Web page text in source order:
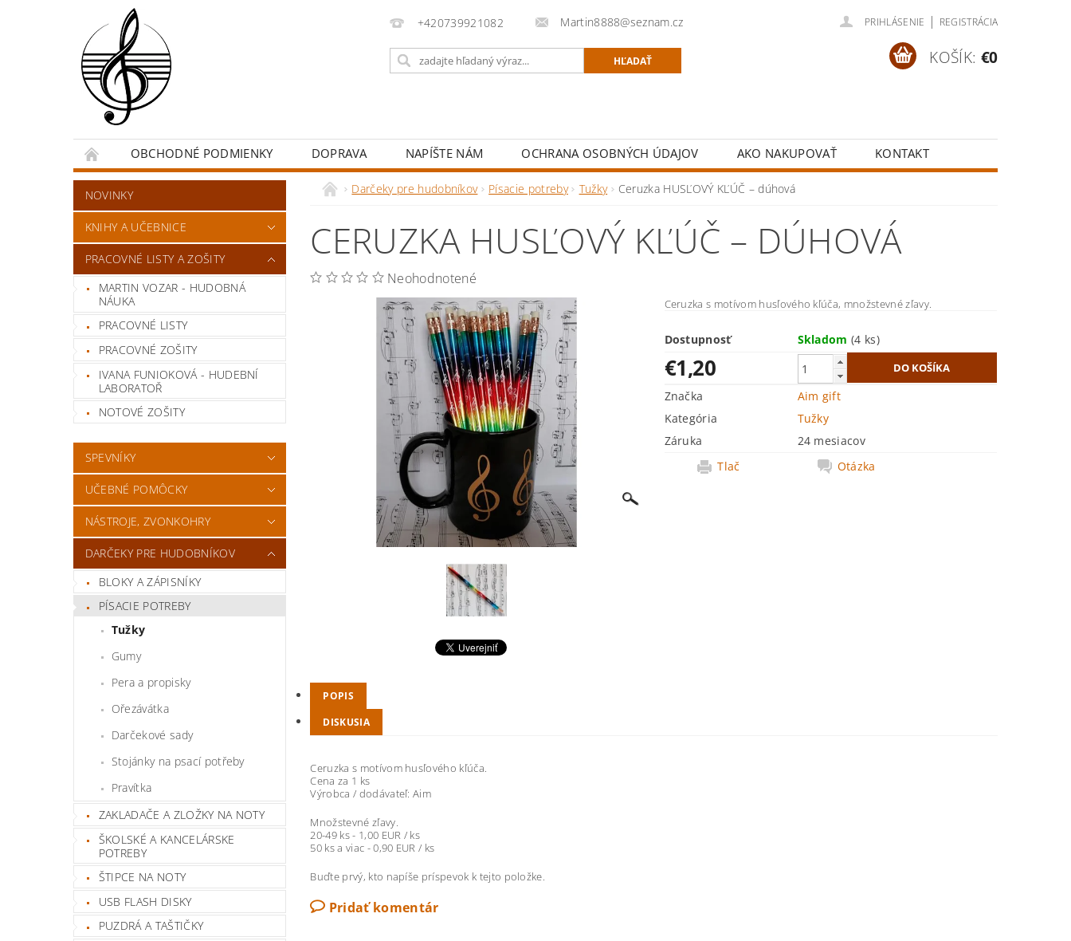
+420739921082 Martin8888@seznam.cz PRIHLÁSENIE | REGISTRÁCIA
KOŠÍK: €0
OBCHODNÉ PODMIENKY DOPRAVA NAPÍŠTE NÁM OCHRANA OSOBNÝCH ÚDAJOV AKO NAKUPOVAŤ KONTAKT
NOVINKY
KNIHY A UČEBNICE
PRACOVNÉ LISTY A ZOŠITY
MARTIN VOZAR - HUDOBNÁ
NÁUKA
PRACOVNÉ LISTY
PRACOVNÉ ZOŠITY
IVANA FUNIOKOVÁ - HUDEBNÍ
LABORATOŘ
NOTOVÉ ZOŠITY
SPEVNÍKY
UČEBNÉ POMÔCKY
NÁSTROJE, ZVONKOHRY
DARČEKY PRE HUDOBNÍKOV
BLOKY A ZÁPISNÍKY
PÍSACIE POTREBY
Tužky
Gumy
Pera a propisky
Ořezávátka
Darčekové sady
Stojánky na psací potřeby
Pravítka
ZAKLADAČE A ZLOŽKY NA NOTY
ŠKOLSKÉ A KANCELÁRSKE
POTREBY
ŠTIPCE NA NOTY
USB FLASH DISKY
PUZDRÁ A TAŠTIČKY
Darčeky pre hudobníkov Písacie potreby Tužky Ceruzka HUSĽOVÝ KĽÚČ – dúhová
CERUZKA HUSĽOVÝ KĽÚČ – DÚHOVÁ
Neohodnotené
Ceruzka s motívom husľového kľúča, množstevné zľavy.
Dostupnosť Skladom(4 ks)
€1,20
Značka
Aim gift
Kategória
Tužky
Záruka
24 mesiacov
Tlač
Otázka
POPIS
DISKUSIA
Ceruzka s motívom husľového kľúča.
Cena za 1 ks
Výrobca / dodávateľ: Aim
Množstevné zľavy.
20-49 ks - 1,00 EUR / ks
50 ks a viac - 0,90 EUR / ks
Buďte prvý, kto napíše príspevok k tejto položke.
Pridať komentár